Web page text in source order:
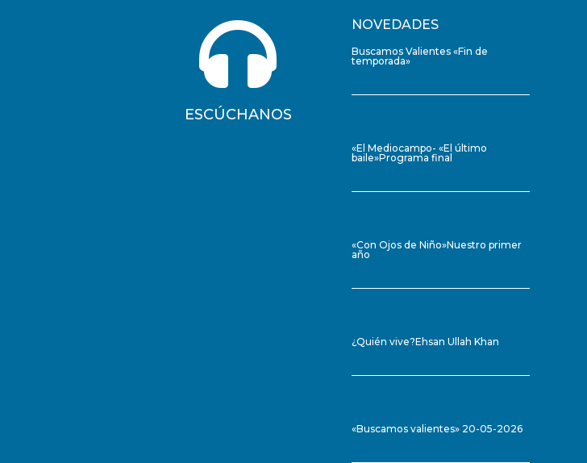

ESCÚCHANOS
NOVEDADES
Buscamos Valientes «Fin de
temporada»
«El Mediocampo- «El último
baile»Programa final
«Con Ojos de Niño»Nuestro primer
año
¿Quién vive?Ehsan Ullah Khan
«Buscamos valientes» 20-05-2026